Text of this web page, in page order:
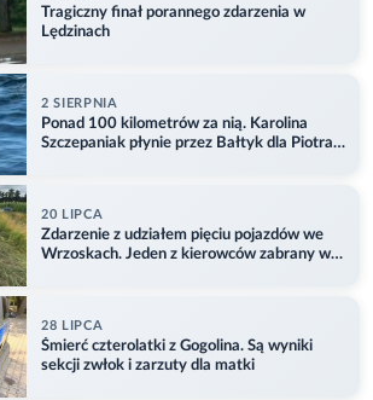
Tragiczny finał porannego zdarzenia w
Lędzinach
2 SIERPNIA
Ponad 100 kilometrów za nią. Karolina
Szczepaniak płynie przez Bałtyk dla Piotra.
20 LIPCA
Zdarzenie z udziałem pięciu pojazdów we
Wrzoskach. Jeden z kierowców zabrany w
28 LIPCA
Śmierć czterolatki z Gogolina. Są wyniki
sekcji zwłok i zarzuty dla matki